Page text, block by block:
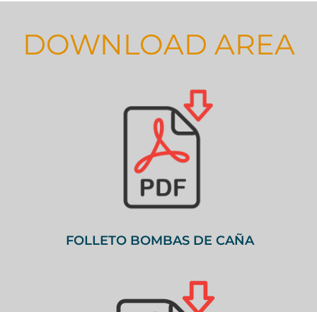
DOWNLOAD AREA
FOLLETO BOMBAS DE CAÑA